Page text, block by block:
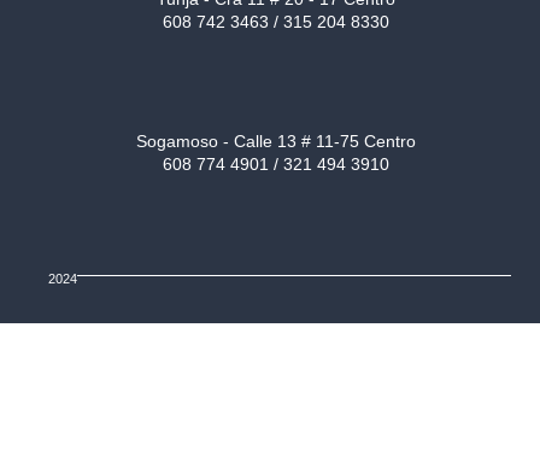
608 742 3463 / 315 204 8330
Sogamoso - Calle 13 # 11-75 Centro
608 774 4901 / 321 494 3910
2024